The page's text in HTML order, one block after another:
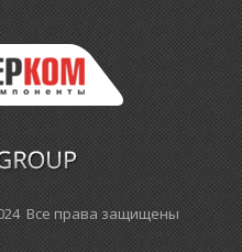
Все права защищены